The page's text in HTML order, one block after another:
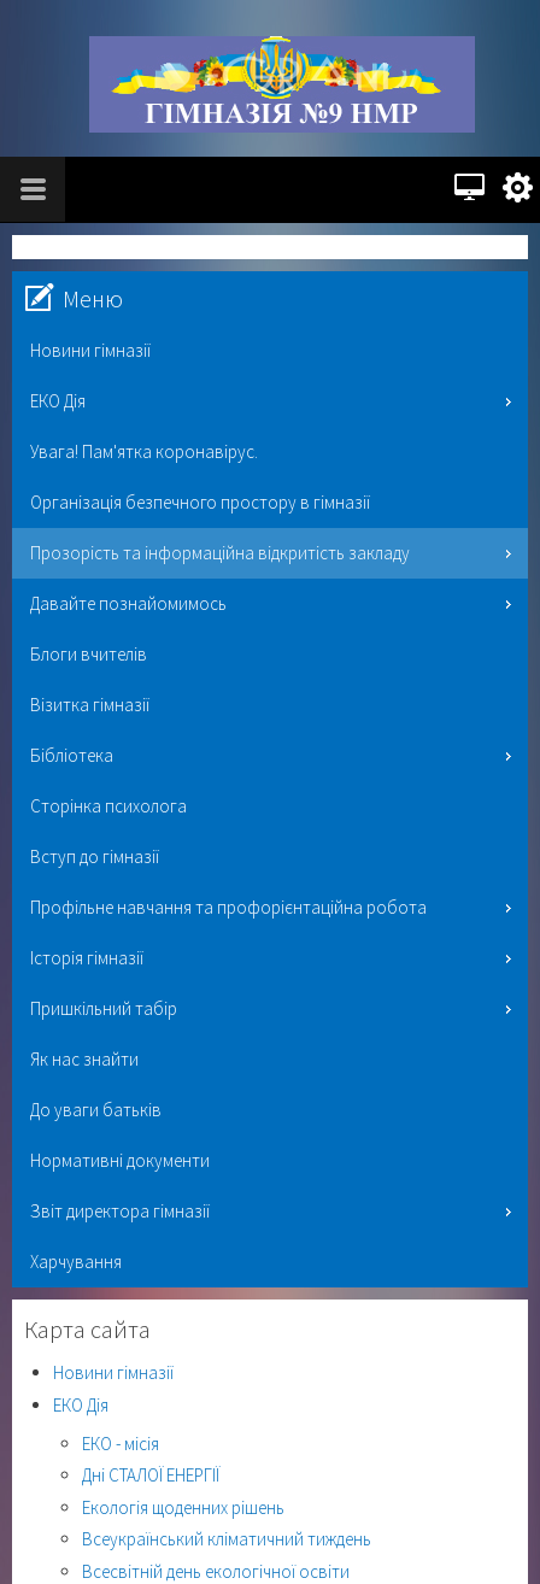
Меню
Новини гімназії
ЕКО Дія
Увага! Пам'ятка коронавірус.
Організація безпечного простору в гімназії
Прозорість та інформаційна відкритість закладу
Давайте познайомимось
Блоги вчителів
Візитка гімназії
Бібліотека
Сторінка психолога
Вступ до гімназії
Профільне навчання та профорієнтаційна робота
Історія гімназії
Пришкільний табір
Як нас знайти
До уваги батьків
Нормативні документи
Звіт директора гімназії
Харчування
Карта сайта
Новини гімназії
ЕКО Дія
ЕКО - місія
Дні СТАЛОЇ ЕНЕРГІЇ
Екологія щоденних рішень
Всеукраїнський кліматичний тиждень
Всесвітній день екологічної освіти